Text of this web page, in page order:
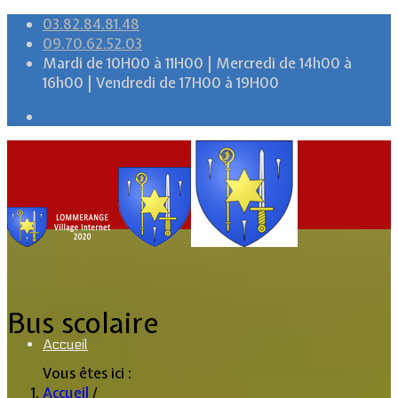
03.82.84.81.48
09.70.62.52.03
Mardi de 10H00 à 11H00 | Mercredi de 14h00 à
16h00 | Vendredi de 17H00 à 19H00
Accueil
Bus scolaire
Vous êtes ici :
Accueil /